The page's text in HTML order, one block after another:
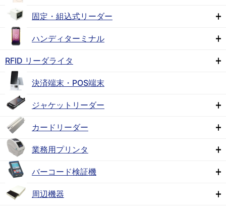
固定・組込式リーダー
ハンディターミナル
RFID リーダライタ
決済端末・POS端末
ジャケットリーダー
カードリーダー
業務用プリンタ
バーコード検証機
周辺機器